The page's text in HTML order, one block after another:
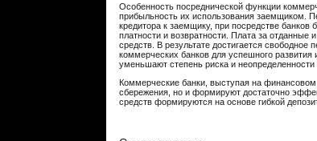
Особенность посреднической функции
прибыльность их использования заемщиком.
кредитора к заемщику, при посредстве
платности и возвратности. Плата за
средств. В результате достигается
коммерческих банков для успешного
уменьшают степень риска и неопределенности
Коммерческие банки, выступая на
сбережения, но и формируют достаточно
средств формируются на основе гибкой